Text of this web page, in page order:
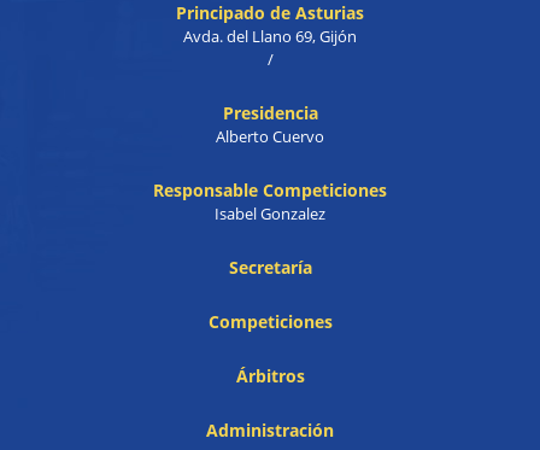
Principado de Asturias
Avda. del Llano 69, Gijón
/
Presidencia
Alberto Cuervo
Responsable Competiciones
Isabel Gonzalez
Secretaría
Competiciones
Árbitros
Administración